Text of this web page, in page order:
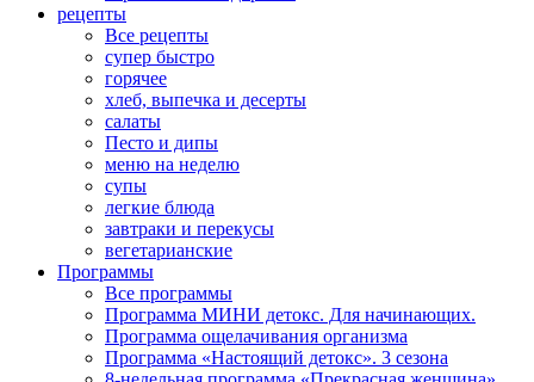
рецепты
Все рецепты
супер быстро
горячее
хлеб, выпечка и десерты
салаты
Песто и дипы
меню на неделю
супы
легкие блюда
завтраки и перекусы
вегетарианские
Программы
Все программы
Программа МИНИ детокс. Для начинающих.
Программа ощелачивания организма
Программа «Настоящий детокс». 3 сезона